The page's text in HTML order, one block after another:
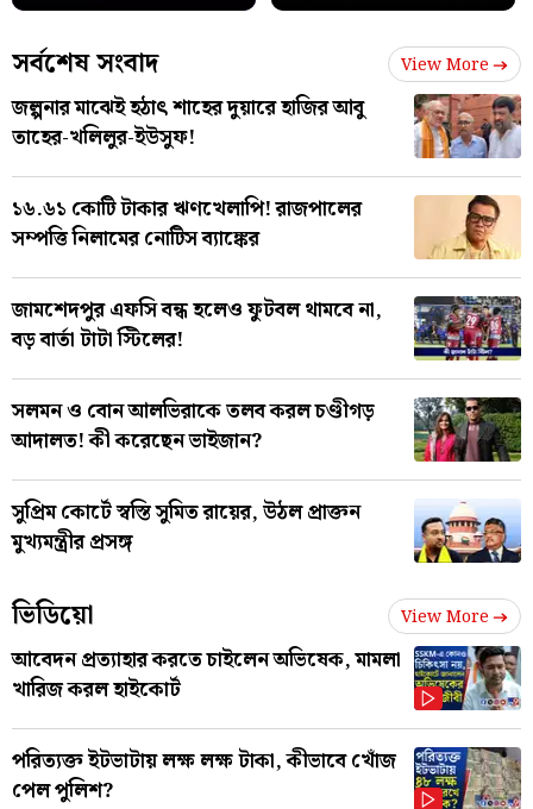
সর্বশেষ সংবাদ View More
জল্পনার মাঝেই হঠাৎ শাহের দুয়ারে হাজির আবু
তাহের-খলিলুর-ইউসুফ!
১৬.৬১ কোটি টাকার ঋণখেলাপি! রাজপালের
সম্পত্তি নিলামের নোটিস ব্যাঙ্কের
জামশেদপুর এফসি বন্ধ হলেও ফুটবল থামবে না,
বড় বার্তা টাটা স্টিলের!
সলমন ও বোন আলভিরাকে তলব করল চণ্ডীগড়
আদালত! কী করেছেন ভাইজান?
সুপ্রিম কোর্টে স্বস্তি সুমিত রায়ের, উঠল প্রাক্তন
মুখ্যমন্ত্রীর প্রসঙ্গ
ভিডিয়ো View More
আবেদন প্রত্যাহার করতে চাইলেন অভিষেক, মামলা
খারিজ করল হাইকোর্ট
পরিত্যক্ত ইটভাটায় লক্ষ লক্ষ টাকা, কীভাবে খোঁজ
পেল পুলিশ?